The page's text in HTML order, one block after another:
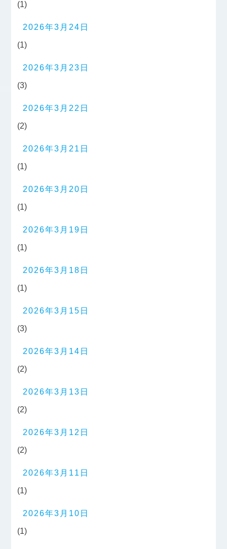
(1)
2026年3月24日
(1)
2026年3月23日
(3)
2026年3月22日
(2)
2026年3月21日
(1)
2026年3月20日
(1)
2026年3月19日
(1)
2026年3月18日
(1)
2026年3月15日
(3)
2026年3月14日
(2)
2026年3月13日
(2)
2026年3月12日
(2)
2026年3月11日
(1)
2026年3月10日
(1)